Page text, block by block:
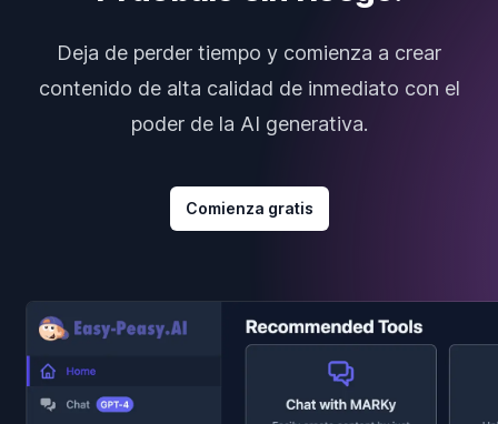
Deja de perder tiempo y comienza a crear
contenido de alta calidad de inmediato con el
poder de la AI generativa.
Comienza gratis